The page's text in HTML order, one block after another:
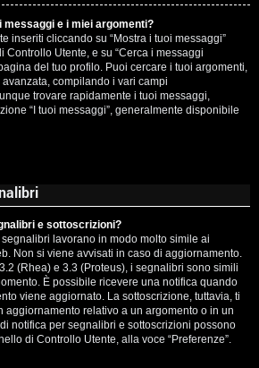
e i miei argomenti?
inseriti cliccando su “Mostra i tuoi messaggi”
Controllo Utente, e su “Cerca i messaggi
del tuo profilo. Puoi cercare i tuoi argomenti,
compilando i vari campi
trovare rapidamente i tuoi messaggi,
“I tuoi messaggi”, generalmente disponibile
e sottoscrizioni?
lavorano in modo molto simile ai
Non si viene avvisati in caso di aggiornamento.
(Rhea) e 3.3 (Proteus), i segnalibri sono simili
È possibile ricevere una notifica quando
viene aggiornato. La sottoscrizione, tuttavia, ti
aggiornamento relativo a un argomento o in un
notifica per segnalibri e sottoscrizioni possono
di Controllo Utente, alla voce “Preferenze”.